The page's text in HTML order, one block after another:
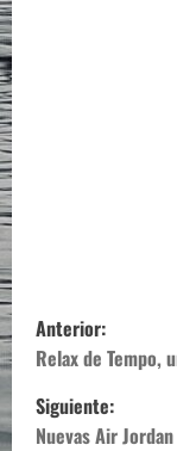
N
a
v
Anterior:
Relax de Tempo,
Siguiente:
Nuevas Air